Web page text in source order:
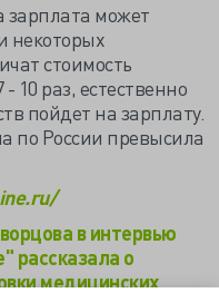
зарплата может
некоторых
стоимость
10 раз, естественно
пойдет на зарплату.
по России превысила
в интервью
рассказала о
медицинских